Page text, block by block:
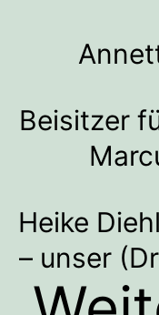
Beisitzer
Heike
– unser